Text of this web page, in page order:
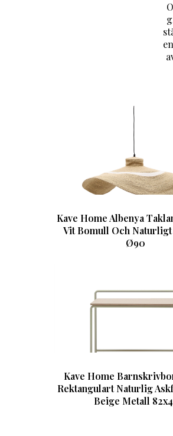
Kave Home Albenya
Vit Bomull Och
Ø90
Kave Home
Rektangulart Naturlig
Beige Metall